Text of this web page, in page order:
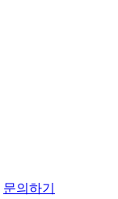
문의하기